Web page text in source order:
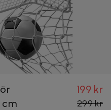
cm
199 kr
299 kr